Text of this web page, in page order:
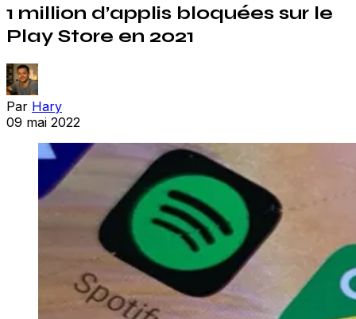
1 million d’applis bloquées sur le
Play Store en 2021
Par Hary
09 mai 2022